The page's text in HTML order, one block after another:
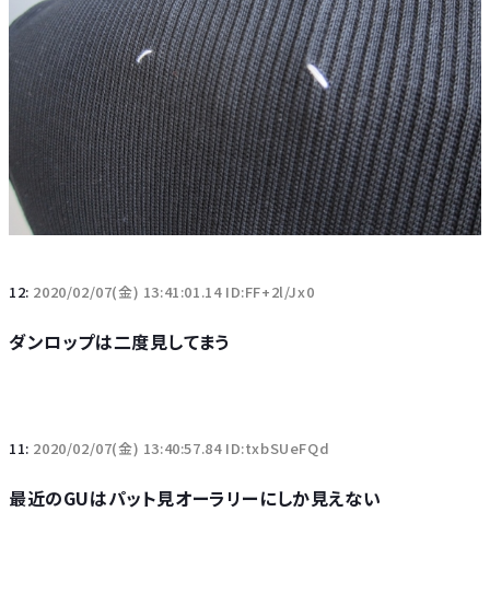
12: 2020/02/07(金) 13:41:01.14 ID:FF+2l/Jx0
ダンロップは二度見してまう
11: 2020/02/07(金) 13:40:57.84 ID:txbSUeFQd
最近のGUはパット見オーラリーにしか見えない